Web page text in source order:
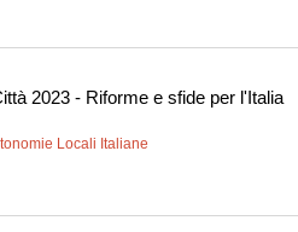
2023 - Riforme e sfide per l'Italia
Locali Italiane